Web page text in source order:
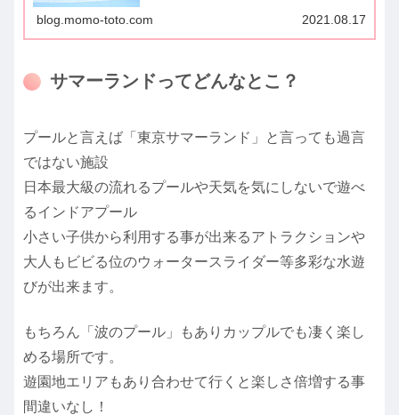
供エリアの充実度はどうか・有料席はどんな具合か
だ...
blog.momo-toto.com 2021.08.17
サマーランドってどんなとこ？
プールと言えば「東京サマーランド」と言っても過言
ではない施設
日本最大級の流れるプールや天気を気にしないで遊べ
るインドアプール
小さい子供から利用する事が出来るアトラクションや
大人もビビる位のウォータースライダー等多彩な水遊
びが出来ます。
もちろん「波のプール」もありカップルでも凄く楽し
める場所です。
遊園地エリアもあり合わせて行くと楽しさ倍増する事
間違いなし！